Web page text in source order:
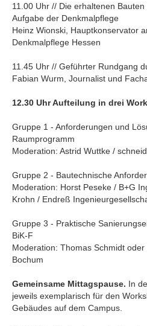
11.00 Uhr // Die erhaltenen
Aufgabe der Denkmalpflege
Heinz Wionski, Hauptkonservator
Denkmalpflege Hessen
11.45 Uhr // Geführter Rundgang
Fabian Wurm, Journalist und
12.30 Uhr Aufteilung in drei
Gruppe 1 - Anforderungen und
Raumprogramm
Moderation: Astrid Wuttke /
Gruppe 2 - Bautechnische
Moderation: Horst Peseke / B+G
Krohn / Endreß
Gruppe 3 - Praktische
BiK-F
Moderation: Thomas Schmidt
Bochum
Gemeinsame Mittagspause. In
jeweils exemplarisch für den
Gebäudes auf dem Campus.